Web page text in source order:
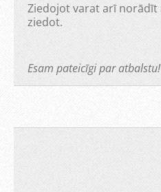
Ziedojot varat arī norādīt
ziedot.
Esam pateicīgi par atbalstu!